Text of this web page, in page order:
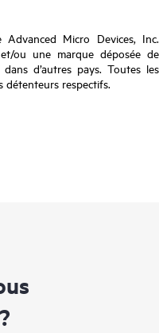
Micro Devices, Inc.
ou une marque déposée de
d’autres pays. Toutes les
détenteurs respectifs.